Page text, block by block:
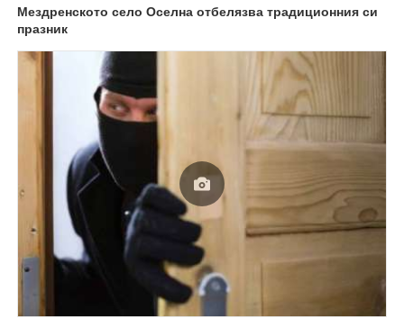
Мездренското село Оселна отбелязва традиционния си
празник